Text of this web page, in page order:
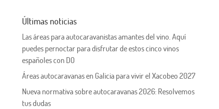
Últimas noticias
Las áreas para autocaravanistas amantes del vino. Aquí
puedes pernoctar para disfrutar de estos cinco vinos
españoles con DO
Áreas autocaravanas en Galicia para vivir el Xacobeo 2027
Nueva normativa sobre autocaravanas 2026: Resolvemos
tus dudas